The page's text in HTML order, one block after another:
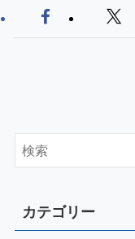
カテゴリー